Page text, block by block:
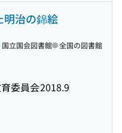
明治の錦絵
委員会2018.9
国立国会図書館 全国の図書館